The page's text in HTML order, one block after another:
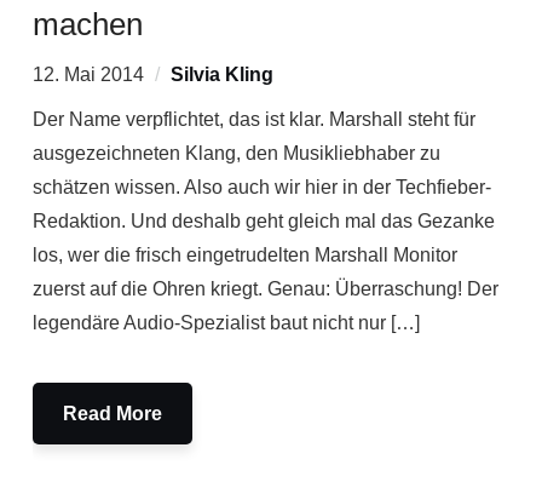
machen
12. Mai 2014 Silvia Kling
Der Name verpflichtet, das ist klar. Marshall steht für
ausgezeichneten Klang, den Musikliebhaber zu
schätzen wissen. Also auch wir hier in der Techfieber-
Redaktion. Und deshalb geht gleich mal das Gezanke
los, wer die frisch eingetrudelten Marshall Monitor
zuerst auf die Ohren kriegt. Genau: Überraschung! Der
legendäre Audio-Spezialist baut nicht nur […]
Read More